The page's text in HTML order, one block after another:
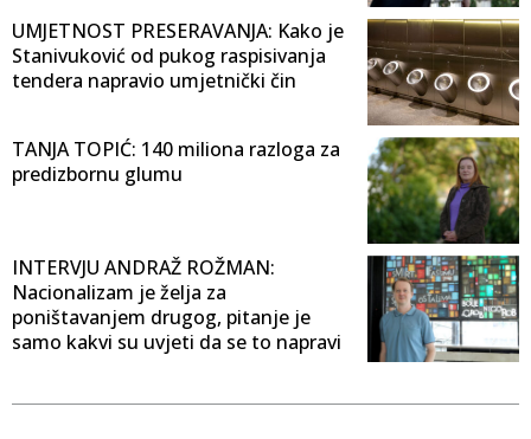
UMJETNOST PRESERAVANJA: Kako je
Stanivuković od pukog raspisivanja
tendera napravio umjetnički čin
TANJA TOPIĆ: 140 miliona razloga za
predizbornu glumu
INTERVJU ANDRAŽ ROŽMAN:
Nacionalizam je želja za
poništavanjem drugog, pitanje je
samo kakvi su uvjeti da se to napravi